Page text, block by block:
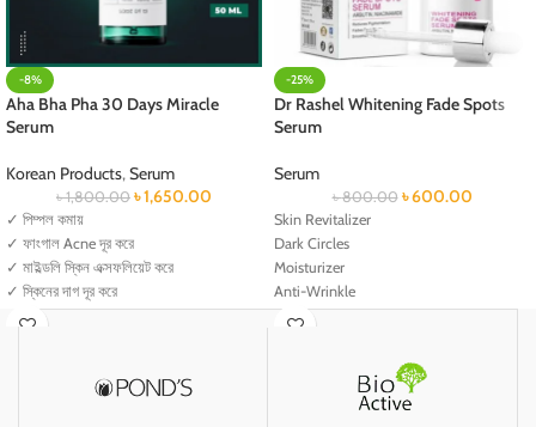
-8%
Aha Bha Pha 30 Days Miracle
Serum
Korean Products,Serum
৳1,800.00 ৳1,650.00
✓ পিম্পল কমায়
✓ ফাংগাল Acne দূর করে
✓ মাইল্ডলি স্কিন এক্সফলিয়েট করে
✓ স্কিনের দাগ দূর করে
✓ স্কিন ব্রাইট করে
-25%
Dr Rashel Whitening Fade Spots
Serum
Serum
৳800.00 ৳600.00
Skin Revitalizer
Dark Circles
Moisturizer
Anti-Wrinkle
Anti-Aging